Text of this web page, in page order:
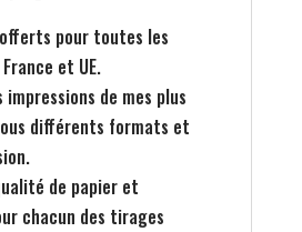
pour toutes les
et UE.
impressions de mes plus
différents formats et
de papier et
chacun des tirages